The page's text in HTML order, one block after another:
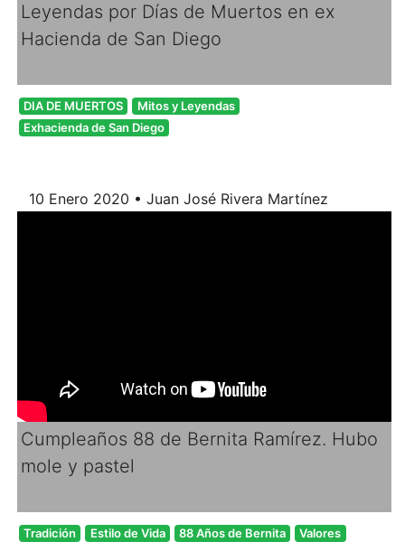
Leyendas por Días de Muertos en ex
Hacienda de San Diego
DIA DE MUERTOS
Mitos y Leyendas
Exhacienda de San Diego
10 Enero 2020 • Juan José Rivera Martínez
Cumpleaños 88 de Bernita Ramírez. Hubo
mole y pastel
Tradición Estilo de Vida 88 Años de Bernita
Valores